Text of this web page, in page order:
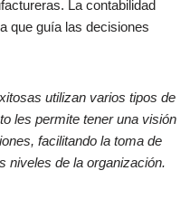
La contabilidad
que guía las decisiones
utilizan varios tipos de
les permite tener una visión
facilitando la toma de
niveles de la organización.